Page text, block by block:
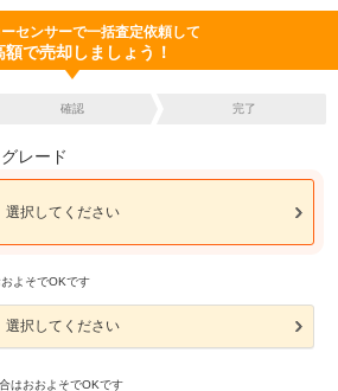
センサーで一括査定依頼して
額で売却しましょう！
確認 完了
レード
選択してください
よそでOKです
選択してください
はおおよそでOKです